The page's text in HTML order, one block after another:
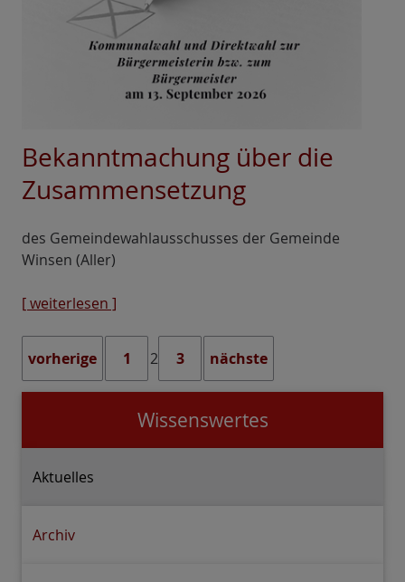
Bekanntmachung über die
Zusammensetzung
des Gemeindewahlausschusses der Gemeinde
Winsen (Aller)
[ weiterlesen ]
vorherige 1 2 3 nächste
Wissenswertes
Aktuelles
Archiv